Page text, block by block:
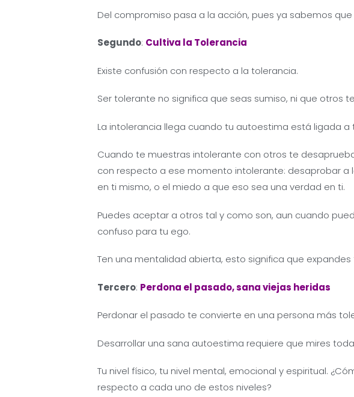
Del compromiso pasa a la acción, pues ya sabemos
Segundo: Cultiva la Tolerancia
Existe confusión con respecto a la tolerancia.
Ser tolerante no significa que seas sumiso, ni que otros
La intolerancia llega cuando tu autoestima está ligada a
Cuando te muestras intolerante con otros te
con respecto a ese momento intolerante: desaprobar a
en ti mismo, o el miedo a que eso sea una verdad en ti.
Puedes aceptar a otros tal y como son, aun cuando
confuso para tu ego.
Ten una mentalidad abierta, esto significa que
Tercero: Perdona el pasado, sana viejas heridas
Perdonar el pasado te convierte en una persona más
Desarrollar una sana autoestima requiere que mires
Tu nivel físico, tu nivel mental, emocional y espiritual.
respecto a cada uno de estos niveles?